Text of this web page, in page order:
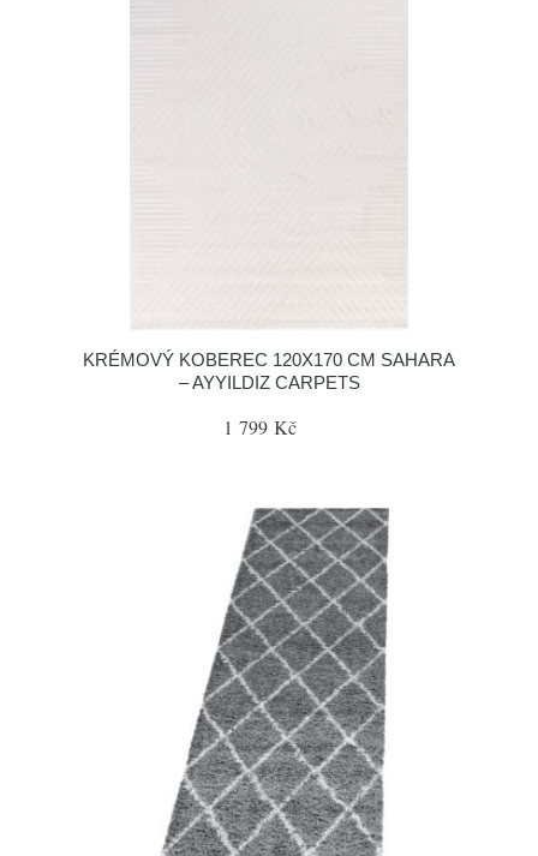
KRÉMOVÝ KOBEREC 120X170 CM SAHARA
– AYYILDIZ CARPETS
1 799 Kč